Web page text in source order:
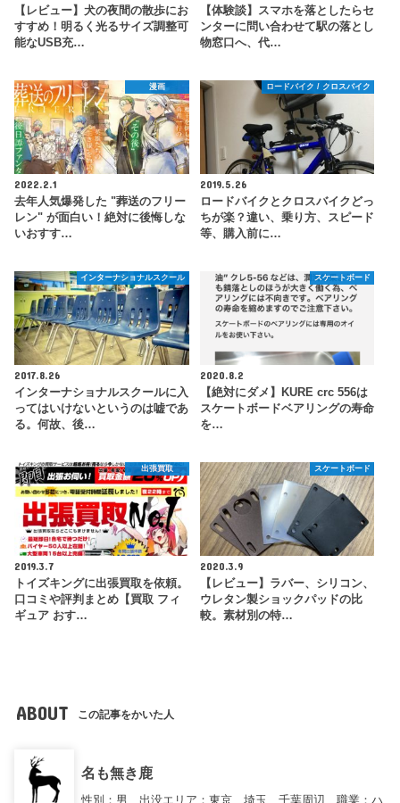
【レビュー】犬の夜間の散歩にお
すすめ！明るく光るサイズ調整可
能なUSB充…
【体験談】スマホを落としたらセ
ンターに問い合わせて駅の落とし
物窓口へ、代…
漫画
2022.2.1
去年人気爆発した "葬送のフリー
レン" が面白い！絶対に後悔しな
いおすす…
ロードバイク / クロスバイク
2019.5.26
ロードバイクとクロスバイクどっ
ちが楽？違い、乗り方、スピード
等、購入前に…
インターナショナルスクール
2017.8.26
インターナショナルスクールに入
ってはいけないというのは嘘であ
る。何故、後…
スケートボード
2020.8.2
【絶対にダメ】KURE crc 556は
スケートボードベアリングの寿命
を…
出張買取
2019.3.7
トイズキングに出張買取を依頼。
口コミや評判まとめ【買取 フィ
ギュア おす…
スケートボード
2020.3.9
【レビュー】ラバー、シリコン、
ウレタン製ショックパッドの比
較。素材別の特…
ABOUT この記事をかいた人
名も無き鹿
性別：男 出没エリア：東京、埼玉、千葉周辺 職業：ハ